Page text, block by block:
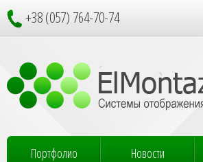
+38 (057) 764-70-74
Портфолио Новости